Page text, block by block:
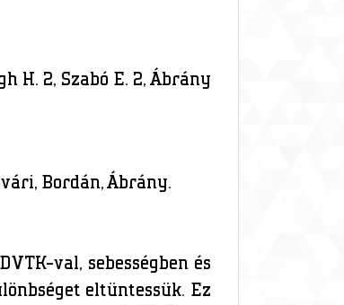
H. 2, Szabó E. 2, Ábrány
Bordán, Ábrány.
val, sebességben és
eltüntessük. Ez